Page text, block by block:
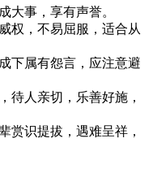
大事，享有声誉。
权，不易屈服，适合从
下属有怨言，应注意避
待人亲切，乐善好施，
赏识提拔，遇难呈祥，